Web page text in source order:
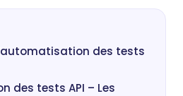
des tests
des tests API – Les